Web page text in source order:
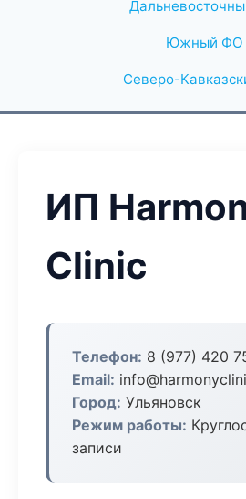
Южный ФО
Северо-
ИП
Clinic
Телефон: 8 (977) 420
Email:
Город: Ульяновск
Режим работы:
записи